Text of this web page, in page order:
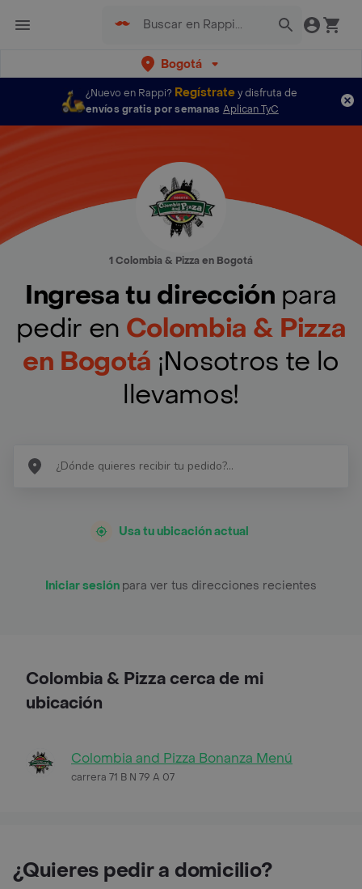
Bogotá
¿Nuevo en Rappi? Regístratey disfruta de
envíos gratis por semanas Aplican TyC
1 Colombia & Pizza en Bogotá
Ingresa tu dirección para
pedir en Colombia & Pizza
en Bogotá ¡Nosotros te lo
llevamos!
Usa tu ubicación actual
Iniciar sesión para ver tus direcciones recientes
Colombia & Pizza cerca de mi
ubicación
Colombia and Pizza Bonanza Menú
carrera 71 B N 79 A 07
¿Quieres pedir a domicilio?